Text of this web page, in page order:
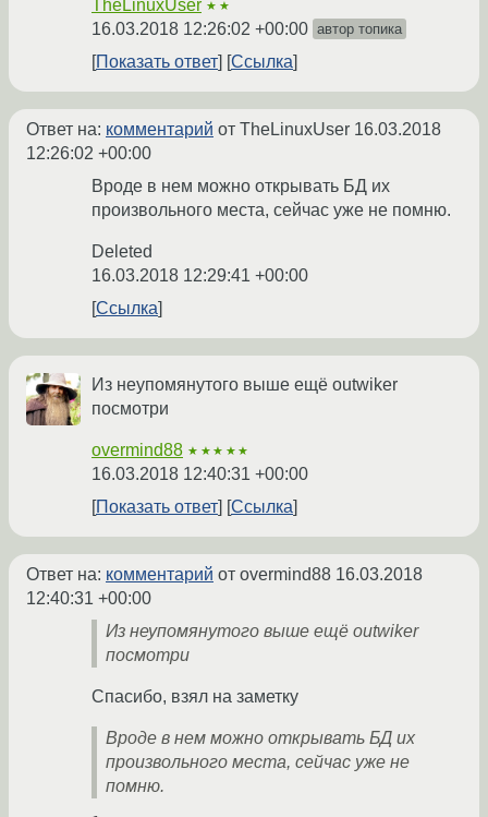
TheLinuxUser ★★
16.03.2018 12:26:02 +00:00 автор топика
Показать ответ Ссылка
Ответ на: комментарий от TheLinuxUser 16.03.2018
12:26:02 +00:00
Вроде в нем можно открывать БД их
произвольного места, сейчас уже не помню.
Deleted
16.03.2018 12:29:41 +00:00
Ссылка
Из неупомянутого выше ещё outwiker
посмотри
overmind88 ★★★★★
16.03.2018 12:40:31 +00:00
Показать ответ
Ссылка
Ответ на: комментарий от overmind88 16.03.2018
12:40:31 +00:00
Из неупомянутого выше ещё outwiker
посмотри
Спасибо, взял на заметку
Вроде в нем можно открывать БД их
произвольного места, сейчас уже не
помню.